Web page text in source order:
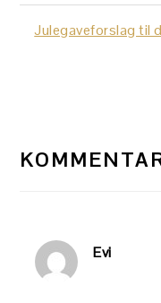
Next
Julegaveforslag til
Evi